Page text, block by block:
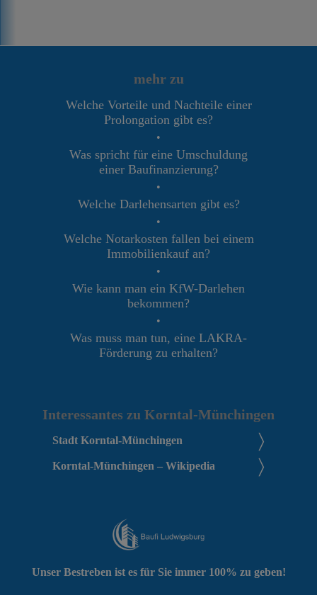
mehr zu
Welche Vorteile und Nachteile einer
Prolongation gibt es?
•
Was spricht für eine Umschuldung
einer Baufinanzierung?
•
Welche Darlehensarten gibt es?
•
Welche Notarkosten fallen bei einem
Immobilienkauf an?
•
Wie kann man ein KfW-Darlehen
bekommen?
•
Was muss man tun, eine LAKRA-
Förderung zu erhalten?
Interessantes zu Korntal-Münchingen
Stadt Korntal-Münchingen
Korntal-Münchingen – Wikipedia
Unser Bestreben ist es für Sie immer 100% zu geben!